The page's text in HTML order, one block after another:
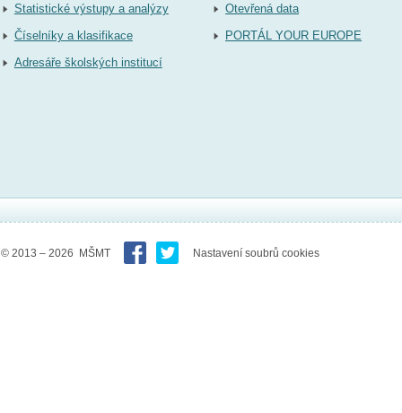
Statistické výstupy a analýzy
Číselníky a klasifikace
Adresáře školských institucí
Otevřená data
PORTÁL YOUR EUROPE
© 2013 – 2026 MŠMT Nastavení soubrů cookies